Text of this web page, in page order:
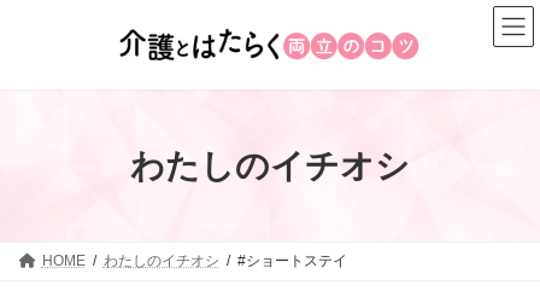
わたしのイチオシ
HOME わたしのイチオシ #ショートステイ